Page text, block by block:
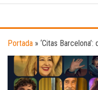
Portada » ‘Citas